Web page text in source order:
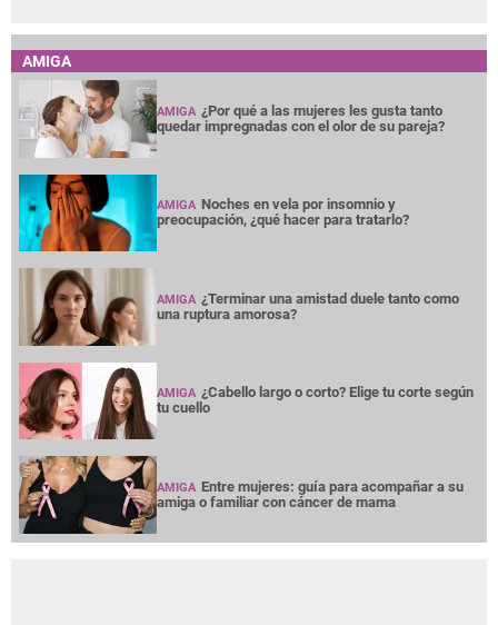
AMIGA
AMIGA ¿Por qué a las mujeres les gusta tanto
quedar impregnadas con el olor de su pareja?
AMIGA Noches en vela por insomnio y
preocupación, ¿qué hacer para tratarlo?
AMIGA ¿Terminar una amistad duele tanto como
una ruptura amorosa?
AMIGA ¿Cabello largo o corto? Elige tu corte según
tu cuello
AMIGA Entre mujeres: guía para acompañar a su
amiga o familiar con cáncer de mama